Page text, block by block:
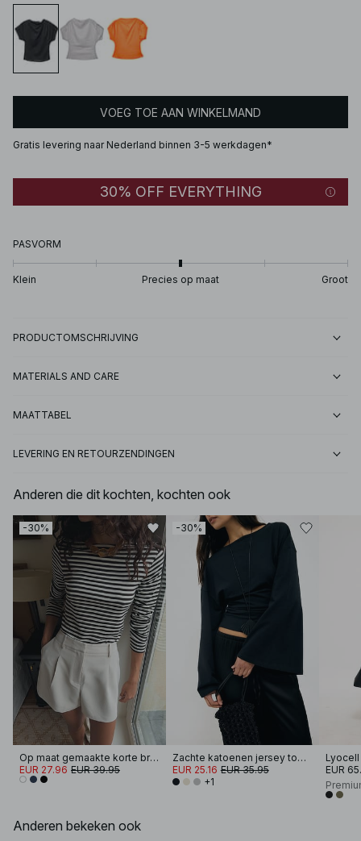
VOEG TOE AAN WINKELMAND
Gratis levering naar Nederland binnen 3-5 werkdagen*
30% OFF EVERYTHING
PASVORM
Klein Precies op maat Groot
PRODUCTOMSCHRIJVING
MATERIALS AND CARE
MAATTABEL
LEVERING EN RETOURZENDINGEN
Anderen die dit kochten, kochten ook
-30%
Op maat gemaakte korte broek met hoge taille
EUR 27.96 EUR 39.95
-30%
Zachte katoenen jersey top met wijde mouwen
EUR 25.16 EUR 35.95
+1
EUR
Anderen bekeken ook